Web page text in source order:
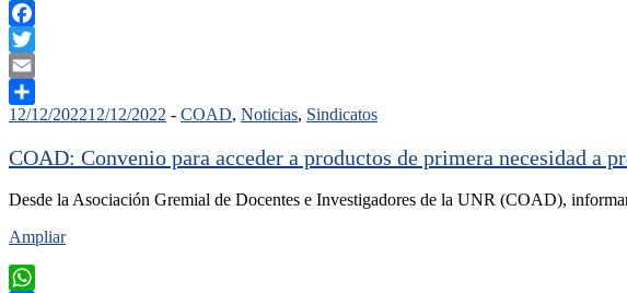
WhatsApp
Facebook
Twitter
Email
Compartir
12/12/202212/12/2022 - COAD, Noticias, Sindicatos
COAD: Convenio para acceder a productos de primera necesidad a
Desde la Asociación Gremial de Docentes e Investigadores de la UNR (COAD),
Ampliar